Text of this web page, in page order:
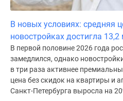
В новых условиях: средняя
новостройках достигла
В первой половине 2026 года
замедлился, однако
в три раза активнее
цена без скидок на квартиры и
Санкт-Петербурга выросла на